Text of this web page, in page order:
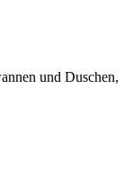
und Duschen,